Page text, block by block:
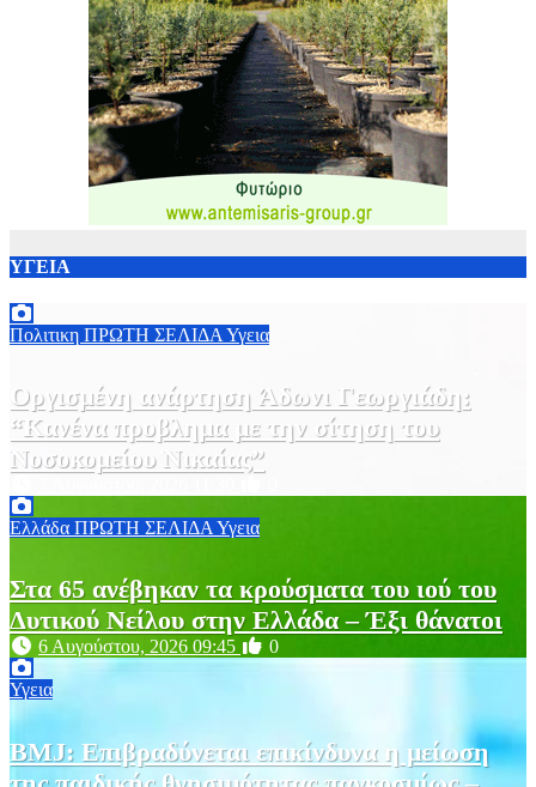
ΥΓΕΙΑ
Πολιτικη ΠΡΩΤΗ ΣΕΛΙΔΑ Υγεια
Οργισμένη ανάρτηση Άδωνι Γεωργιάδη:
“Κανένα προβλημα με την σίτηση του
Νοσοκομείου Νικαίας”
Ελλάδα ΠΡΩΤΗ ΣΕΛΙΔΑ Υγεια
Στα 65 ανέβηκαν τα κρούσματα του ιού του
Δυτικού Νείλου στην Ελλάδα – Έξι θάνατοι
6 Αυγούστου, 2026 09:45 0
Υγεια
BMJ: Επιβραδύνεται επικίνδυνα η μείωση